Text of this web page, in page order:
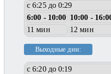
с 6:25 до 0:29
6:00 - 10:00 10:00 -
11 мин
12 мин
Выходные дни:
с 6:20 до 0:19